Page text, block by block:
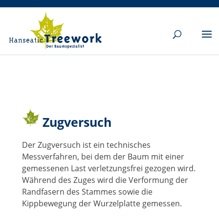
Zugversuch
Der Zugversuch ist ein technisches
Messverfahren, bei dem der Baum mit einer
gemessenen Last verletzungsfrei gezogen wird.
Während des Zuges wird die Verformung der
Randfasern des Stammes sowie die
Kippbewegung der Wurzelplatte gemessen.